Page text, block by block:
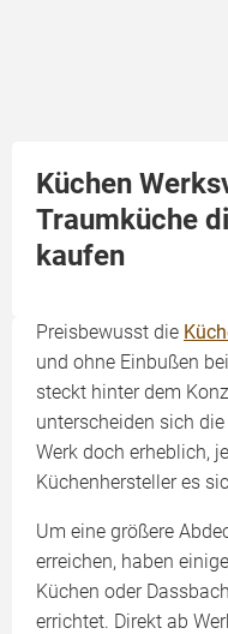
Küchen
Traumküche
kaufen
Preisbewusst die
und ohne Einbußen
steckt hinter dem
unterscheiden sich
Werk doch erheblich,
Küchenhersteller es
Um eine größere
erreichen, haben
Küchen oder
errichtet. Direkt ab